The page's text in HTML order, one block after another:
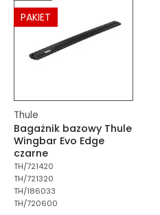
PAKIET
Thule
Bagażnik bazowy Thule
Wingbar Evo Edge
czarne
TH/721420
TH/721320
TH/186033
TH/720600